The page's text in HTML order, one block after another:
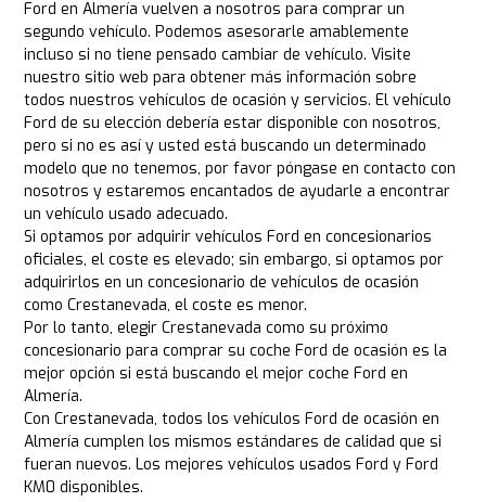
Ford en Almería vuelven a nosotros para comprar un
segundo vehículo. Podemos asesorarle amablemente
incluso si no tiene pensado cambiar de vehículo. Visite
nuestro sitio web para obtener más información sobre
todos nuestros vehículos de ocasión y servicios. El vehículo
Ford de su elección debería estar disponible con nosotros,
pero si no es así y usted está buscando un determinado
modelo que no tenemos, por favor póngase en contacto con
nosotros y estaremos encantados de ayudarle a encontrar
un vehículo usado adecuado.
Si optamos por adquirir vehículos Ford en concesionarios
oficiales, el coste es elevado; sin embargo, si optamos por
adquirirlos en un concesionario de vehículos de ocasión
como Crestanevada, el coste es menor.
Por lo tanto, elegir Crestanevada como su próximo
concesionario para comprar su coche Ford de ocasión es la
mejor opción si está buscando el mejor coche Ford en
Almería.
Con Crestanevada, todos los vehículos Ford de ocasión en
Almería cumplen los mismos estándares de calidad que si
fueran nuevos. Los mejores vehículos usados Ford y Ford
KM0 disponibles.